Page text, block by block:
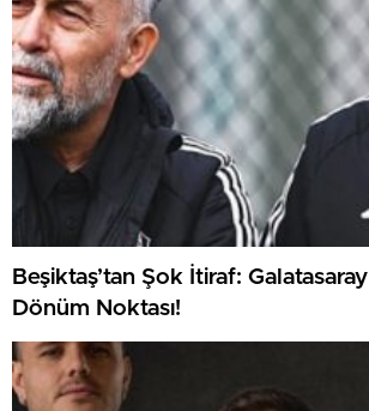
Beşiktaş’tan Şok İtiraf:
Dönüm Noktası!